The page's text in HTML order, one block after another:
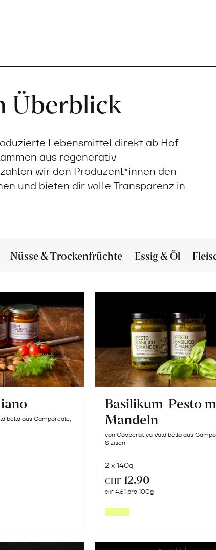
Überblick
Lebensmittel direkt ab Hof
aus regenerativ
wir den Produzent*innen den
und bieten dir volle Transparenz in
Nüsse & Trockenfrüchte Essig & Öl
aus Camporeale,
Basilikum-Pesto
Mandeln
von Cooperativa Valdibella aus
Sizilien
2 x 140g
CHF 12.90
CHF 4.61 pro 100g